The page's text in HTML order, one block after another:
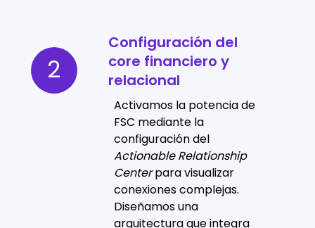
2
Configuración del
core financiero y
relacional
Activamos la potencia de
FSC mediante la
configuración del
Actionable Relationship
Centerpara visualizar
conexiones complejas.
Diseñamos una
arquitectura que integra
Configuración
del
core